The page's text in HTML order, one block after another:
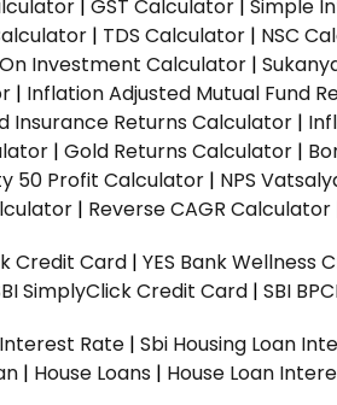
| GST Calculator | Simple
| TDS Calculator | NSC
Investment Calculator |
| Inflation Adjusted Mutual Fund
Insurance Returns Calculator |
| Gold Returns Calculator |
50 Profit Calculator | NPS
| Reverse CAGR Calculator
Credit Card | YES Bank Wellness
SimplyClick Credit Card | SBI
Rate | Sbi Housing Loan
| House Loans | House Loan